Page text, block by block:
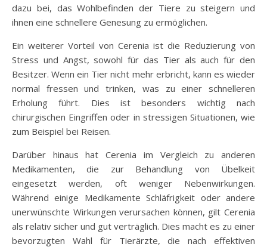
dazu bei, das Wohlbefinden der Tiere zu steigern und
ihnen eine schnellere Genesung zu ermöglichen.
Ein weiterer Vorteil von Cerenia ist die Reduzierung von
Stress und Angst, sowohl für das Tier als auch für den
Besitzer. Wenn ein Tier nicht mehr erbricht, kann es wieder
normal fressen und trinken, was zu einer schnelleren
Erholung führt. Dies ist besonders wichtig nach
chirurgischen Eingriffen oder in stressigen Situationen, wie
zum Beispiel bei Reisen.
Darüber hinaus hat Cerenia im Vergleich zu anderen
Medikamenten, die zur Behandlung von Übelkeit
eingesetzt werden, oft weniger Nebenwirkungen.
Während einige Medikamente Schläfrigkeit oder andere
unerwünschte Wirkungen verursachen können, gilt Cerenia
als relativ sicher und gut verträglich. Dies macht es zu einer
bevorzugten Wahl für Tierärzte, die nach effektiven